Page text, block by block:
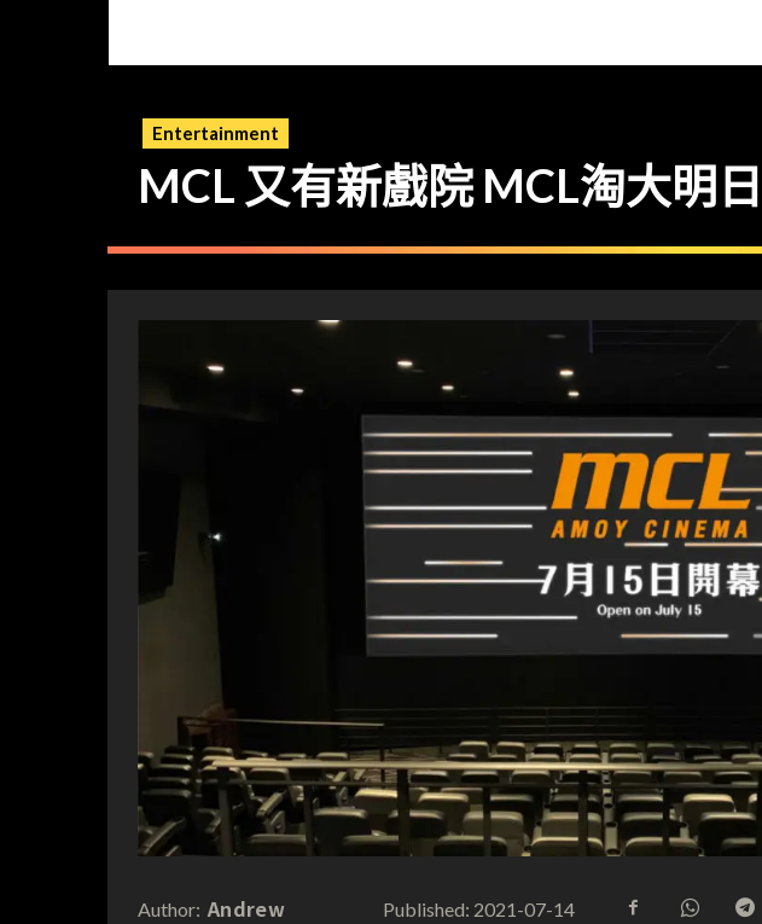
Entertainment
MCL 又有新戲院 MCL淘大明
Author: Andrew Published: 2021-07-14